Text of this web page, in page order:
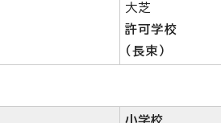
大芝
許可学校
（長束）
小学校